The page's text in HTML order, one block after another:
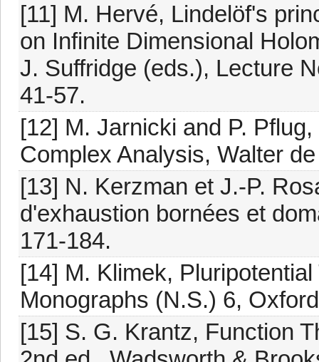
[11] M. Hervé, Lindelöf's
on Infinite Dimensional
J. Suffridge (eds.), Lecture
41-57.
[12] M. Jarnicki and P.
Complex Analysis, Walter
[13] N. Kerzman et J.-P.
d'exhaustion bornées et
171-184.
[14] M. Klimek,
Monographs (N.S.) 6,
[15] S. G. Krantz, Function